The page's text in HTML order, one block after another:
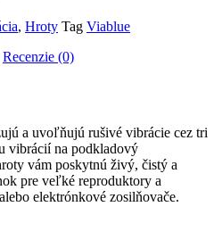
, Hroty Tag Viablue
Recenzie (0)
a uvoľňujú rušivé vibrácie cez tri
vibrácií na podkladový
vám poskytnú živý, čistý a
pre veľké reproduktory a
elektrónkové zosilňovače.